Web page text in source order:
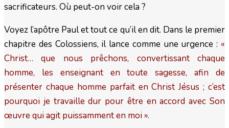
sacrificateurs. Où peut-on voir cela ?
Voyez l’apôtre Paul et tout ce qu’il en dit. Dans le premier
chapitre des Colossiens, il lance comme une urgence : «
Christ… que nous prêchons, convertissant chaque
homme, les enseignant en toute sagesse, afin de
présenter chaque homme parfait en Christ Jésus ; c’est
pourquoi je travaille dur pour être en accord avec Son
œuvre qui agit puissamment en moi ».